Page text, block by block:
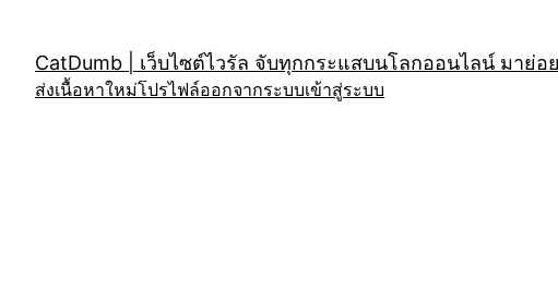
content
CatDumb | เว็บไซต์ไวรัล จับทุกกระแสบนโลกออนไลน์ มาย่
ส่งเนื้อหาใหม่โปรไฟล์ออกจากระบบเข้าสู่ระบบ